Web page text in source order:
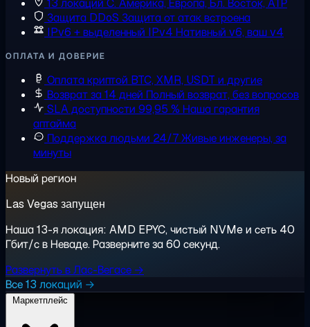
13 локаций С. Америка, Европа, Бл. Восток, АТР
Защита DDoS Защита от атак встроена
IPv6 + выделенный IPv4 Нативный v6, ваш v4
ОПЛАТА И ДОВЕРИЕ
Оплата криптой BTC, XMR, USDT и другие
Возврат за 14 дней Полный возврат, без вопросов
SLA доступности 99,95 % Наша гарантия
аптайма
Поддержка людьми 24/7Живые инженеры, за
минуты
Новый регион
Las Vegas запущен
Наша 13-я локация: AMD EPYC, чистый NVMe и сеть 40
Гбит/с в Неваде. Разверните за 60 секунд.
Развернуть в Лас-Вегасе →
Все 13 локаций →